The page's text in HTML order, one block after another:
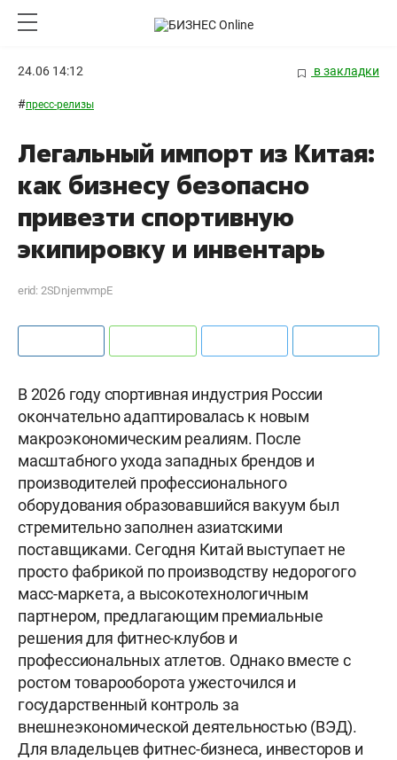
24.06 14:12 в закладки
#пресс-релизы
Легальный импорт из Китая:
как бизнесу безопасно
привезти спортивную
экипировку и инвентарь
erid: 2SDnjemvmpE
В 2026 году спортивная индустрия России
окончательно адаптировалась к новым
макроэкономическим реалиям. После
масштабного ухода западных брендов и
производителей профессионального
оборудования образовавшийся вакуум был
стремительно заполнен азиатскими
поставщиками. Сегодня Китай выступает не
просто фабрикой по производству недорогого
масс-маркета, а высокотехнологичным
партнером, предлагающим премиальные
решения для фитнес-клубов и
профессиональных атлетов. Однако вместе с
ростом товарооборота ужесточился и
государственный контроль за
внешнеэкономической деятельностью (ВЭД).
Для владельцев фитнес-бизнеса, инвесторов и